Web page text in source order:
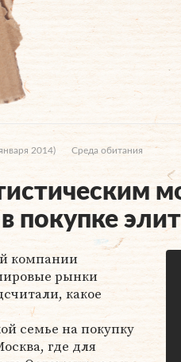
2014) Среда обитания
покупке
компании
рынки
какое
семье на покупку
где для